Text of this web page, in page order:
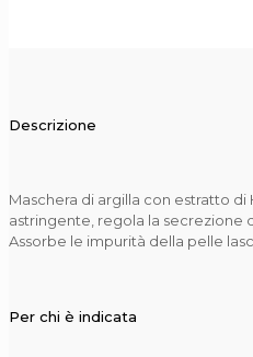
Descrizione
Maschera di argilla con estratto
astringente, regola la secrezione
Assorbe le impurità della pelle
Per chi è indicata